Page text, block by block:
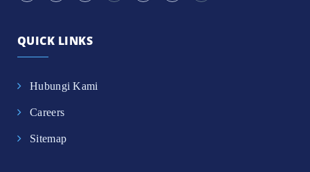
QUICK LINKS
Hubungi Kami
Careers
Sitemap